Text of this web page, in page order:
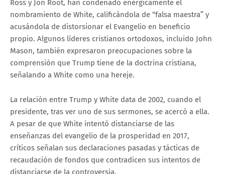
Ross y Jon Root, han condenado enérgicamente el
nombramiento de White, calificándola de “falsa maestra” y
acusándola de distorsionar el Evangelio en beneficio
propio. Algunos líderes cristianos ortodoxos, incluido John
Mason, también expresaron preocupaciones sobre la
comprensión que Trump tiene de la doctrina cristiana,
señalando a White como una hereje.
La relación entre Trump y White data de 2002, cuando el
presidente, tras ver uno de sus sermones, se acercó a ella.
A pesar de que White intentó distanciarse de las
enseñanzas del evangelio de la prosperidad en 2017,
críticos señalan sus declaraciones pasadas y tácticas de
recaudación de fondos que contradicen sus intentos de